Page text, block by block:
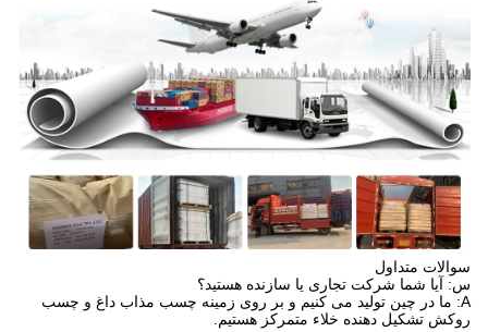
سوالات متداول
س: آیا شما شرکت تجاری یا سازنده هستید؟
A: ما در چین تولید می کنیم و بر روی زمینه چسب مذاب داغ و چسب
روکش تشکیل دهنده خلاء متمرکز هستیم.